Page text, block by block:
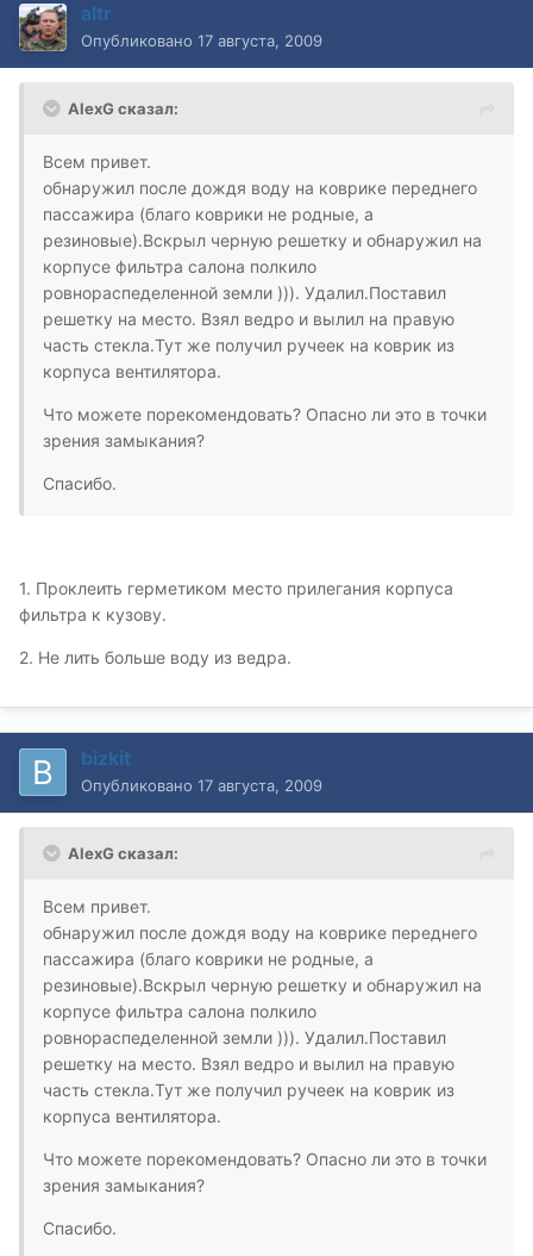
altr
Опубликовано 17 августа, 2009
AlexG сказал:
Всем привет.
обнаружил после дождя воду на коврике переднего
пассажира (благо коврики не родные, а
резиновые).Вскрыл черную решетку и обнаружил на
корпусе фильтра салона полкило
ровнораспеделенной земли ))). Удалил.Поставил
решетку на место. Взял ведро и вылил на правую
часть стекла.Тут же получил ручеек на коврик из
корпуса вентилятора.
Что можете порекомендовать? Опасно ли это в точки
зрения замыкания?
Спасибо.
1. Проклеить герметиком место прилегания корпуса
фильтра к кузову.
2. Не лить больше воду из ведра.
bizkit
Опубликовано 17 августа, 2009
AlexG сказал:
Всем привет.
обнаружил после дождя воду на коврике переднего
пассажира (благо коврики не родные, а
резиновые).Вскрыл черную решетку и обнаружил на
корпусе фильтра салона полкило
ровнораспеделенной земли ))). Удалил.Поставил
решетку на место. Взял ведро и вылил на правую
часть стекла.Тут же получил ручеек на коврик из
корпуса вентилятора.
Что можете порекомендовать? Опасно ли это в точки
зрения замыкания?
Спасибо.